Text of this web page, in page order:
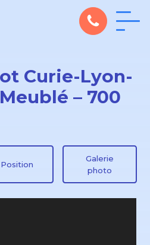
Curie-Lyon-
– 700
Position
Galerie
photo